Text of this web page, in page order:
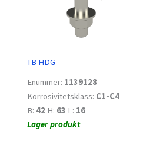
TB HDG
Enummer: 1139128
Korrosivitetsklass: C1-C4
B: 42 H: 63 L: 16
Lager produkt